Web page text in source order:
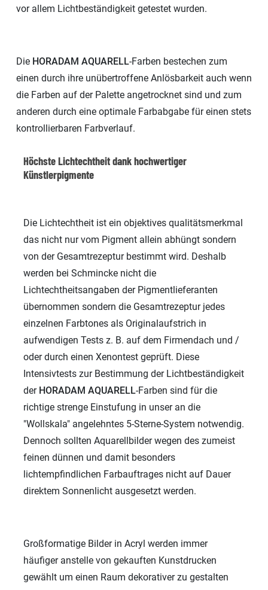
vor allem Lichtbeständigkeit getestet wurden.
Die HORADAM AQUARELL-Farben bestechen zum
einen durch ihre unübertroffene Anlösbarkeit auch wenn
die Farben auf der Palette angetrocknet sind und zum
anderen durch eine optimale Farbabgabe für einen stets
kontrollierbaren Farbverlauf.
Höchste Lichtechtheit dank hochwertiger
Künstlerpigmente
Die Lichtechtheit ist ein objektives qualitätsmerkmal
das nicht nur vom Pigment allein abhüngt sondern
von der Gesamtrezeptur bestimmt wird. Deshalb
werden bei Schmincke nicht die
Lichtechtheitsangaben der Pigmentlieferanten
übernommen sondern die Gesamtrezeptur jedes
einzelnen Farbtones als Originalaufstrich in
aufwendigen Tests z. B. auf dem Firmendach und /
oder durch einen Xenontest geprüft. Diese
Intensivtests zur Bestimmung der Lichtbeständigkeit
der HORADAM AQUARELL-Farben sind für die
richtige strenge Einstufung in unser an die
"Wollskala" angelehntes 5-Sterne-System notwendig.
Dennoch sollten Aquarellbilder wegen des zumeist
feinen dünnen und damit besonders
lichtempfindlichen Farbauftrages nicht auf Dauer
direktem Sonnenlicht ausgesetzt werden.
Großformatige Bilder in Acryl werden immer
häufiger anstelle von gekauften Kunstdrucken
gewählt um einen Raum dekorativer zu gestalten